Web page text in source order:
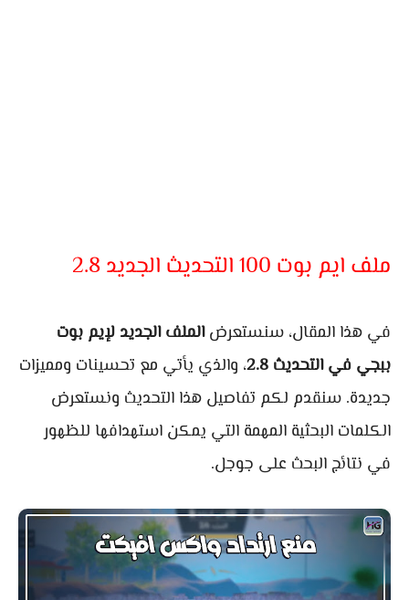
ملف ايم بوت 100 التحديث الجديد 2.8
في هذا المقال، سنستعرضالملف الجديد لإيم بوت
ببجي في التحديث 2.8
، والذي يأتي مع تحسينات ومميزات
جديدة. سنقدم لكم تفاصيل هذا التحديث ونستعرض
الكلمات البحثية المهمة التي يمكن استهدافها للظهور
في نتائج البحث على جوجل.